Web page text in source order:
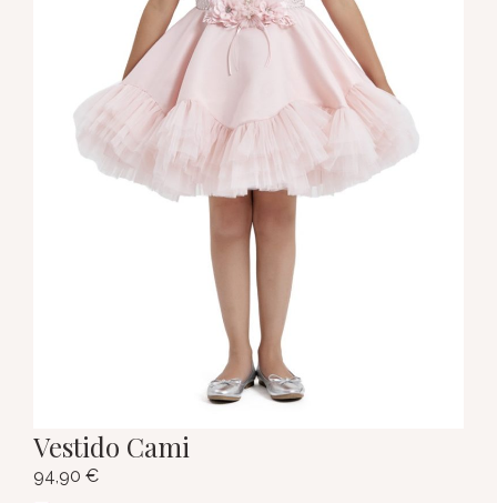
Vestido Cami
94,90 €